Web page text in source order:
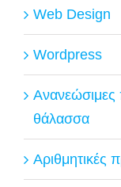
Web Design
Wordpress
Ανανεώσιμες
θάλασσα
Αριθμητικές